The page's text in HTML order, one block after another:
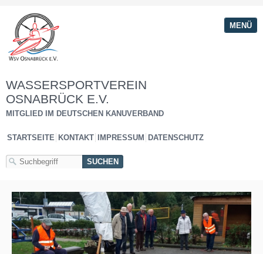
MENÜ
WASSERSPORTVEREIN
OSNABRÜCK E.V.
MITGLIED IM DEUTSCHEN KANUVERBAND
STARTSEITE KONTAKT IMPRESSUM DATENSCHUTZ